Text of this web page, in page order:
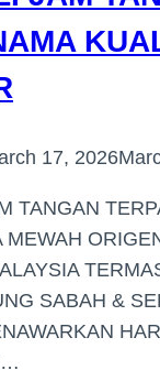
17, 2026
TANGAN
MEWAH
SABAH &